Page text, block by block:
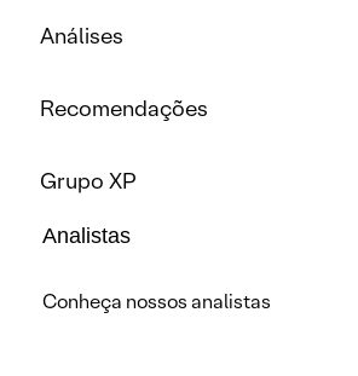
Análises
Recomendações
Grupo XP
Analistas
Conheça nossos analistas